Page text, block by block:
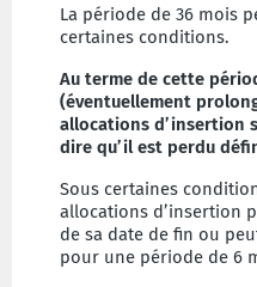
La période de 36 mois
certaines conditions.
Au terme de cette
(éventuellement
allocations d’insertion
dire qu’il est perdu
Sous certaines
allocations d’insertion
de sa date de fin ou
pour une période de 6